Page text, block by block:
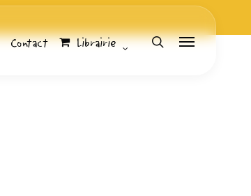
Contact Librairie search
Menu